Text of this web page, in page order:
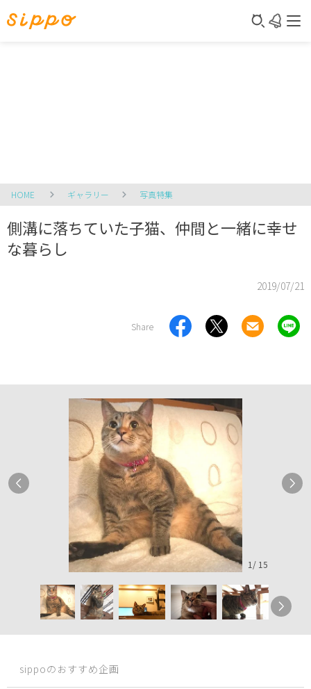
HOME ギャラリー 写真特集
側溝に落ちていた子猫、仲間と一緒に幸せ
な暮らし
2019/07/21
Share
1 / 15
sippoのおすすめ企画